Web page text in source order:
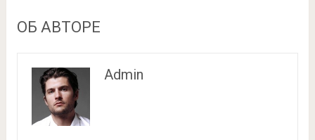
ОБ АВТОРЕ
Admin